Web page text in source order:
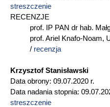
streszczenie
RECENZJE
prof. IP PAN dr hab.
prof. Ariel Knafo-Noam,
/ recenzja
Krzysztof Stanisławski
Data obrony: 09.07.2020 r.
Data nadania stopnia:
streszczenie